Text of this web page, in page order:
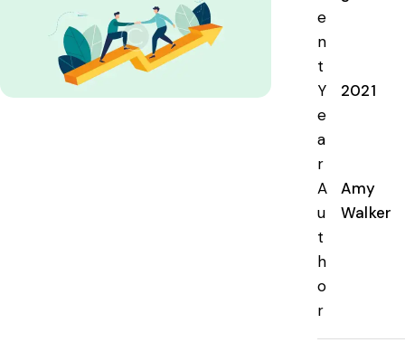
e
n
t
Y
e
a
r
2021
A
u
t
h
o
r
Amy
Walker